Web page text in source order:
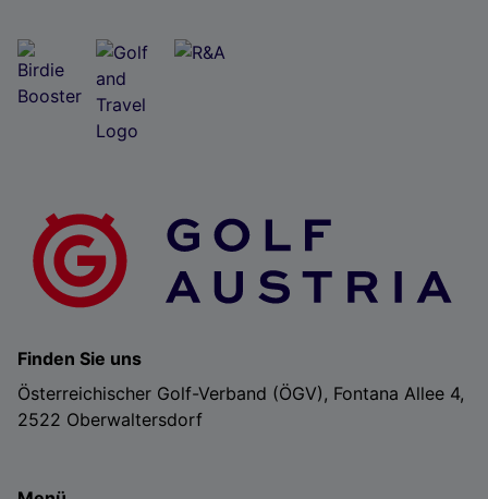
Finden Sie uns
Österreichischer Golf-Verband (ÖGV), Fontana Allee 4,
2522 Oberwaltersdorf